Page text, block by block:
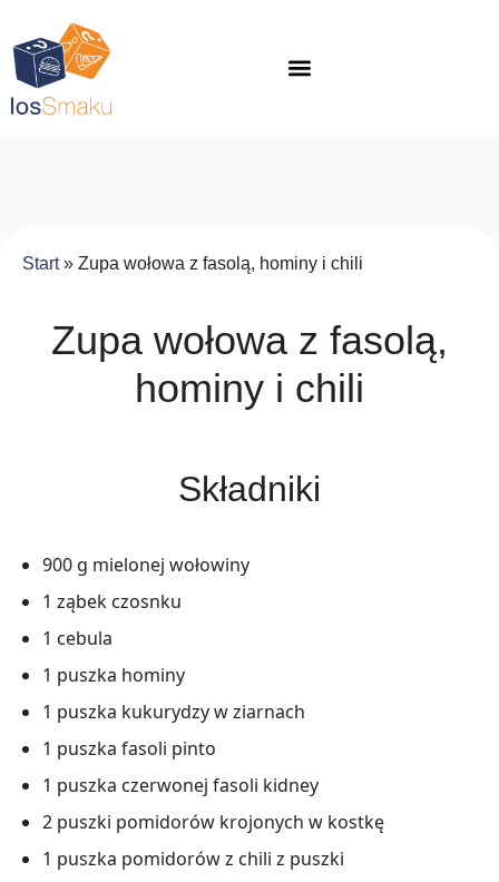
Start» Zupa wołowa z fasolą, hominy i chili
Zupa wołowa z fasolą,
hominy i chili
Składniki
900 g mielonej wołowiny
1 ząbek czosnku
1 cebula
1 puszka hominy
1 puszka kukurydzy w ziarnach
1 puszka fasoli pinto
1 puszka czerwonej fasoli kidney
2 puszki pomidorów krojonych w kostkę
1 puszka pomidorów z chili z puszki